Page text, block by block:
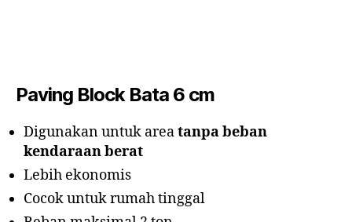
Paving Block Bata 6 cm
Digunakan untuk areatanpa beban
kendaraan berat
Lebih ekonomis
Cocok untuk rumah tinggal